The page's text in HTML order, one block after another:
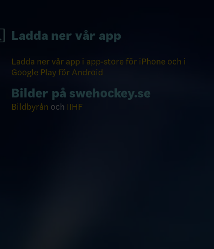
Ladda ner vår app
Ladda ner vår app i app-store för iPhone och i
Google Play för Android
Bilder på swehockey.se
Bildbyrån och IIHF